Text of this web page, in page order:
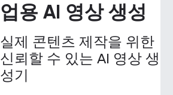
업용 AI 영상 생성
실제 콘텐츠 제작을 위한
신뢰할 수 있는 AI 영상 생
성기